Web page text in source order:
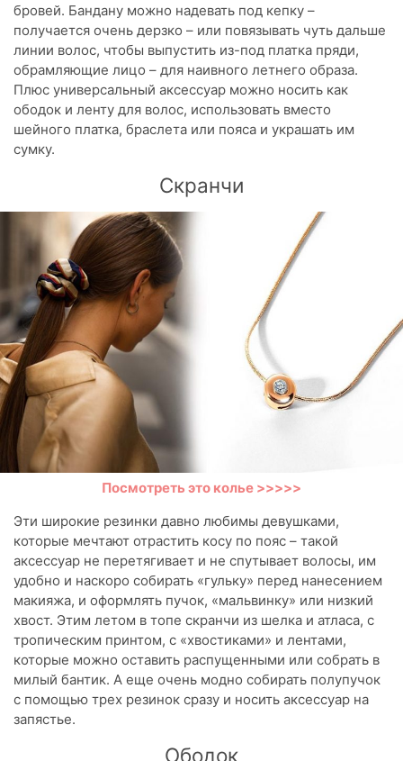
бровей. Бандану можно надевать под кепку –
получается очень дерзко – или повязывать чуть дальше
линии волос, чтобы выпустить из-под платка пряди,
обрамляющие лицо – для наивного летнего образа.
Плюс универсальный аксессуар можно носить как
ободок и ленту для волос, использовать вместо
шейного платка, браслета или пояса и украшать им
сумку.
Скранчи
Посмотреть это колье >>>>>
Эти широкие резинки давно любимы девушками,
которые мечтают отрастить косу по пояс – такой
аксессуар не перетягивает и не спутывает волосы, им
удобно и наскоро собирать «гульку» перед нанесением
макияжа, и оформлять пучок, «мальвинку» или низкий
хвост. Этим летом в топе скранчи из шелка и атласа, с
тропическим принтом, с «хвостиками» и лентами,
которые можно оставить распущенными или собрать в
милый бантик. А еще очень модно собирать полупучок
с помощью трех резинок сразу и носить аксессуар на
запястье.
Ободок